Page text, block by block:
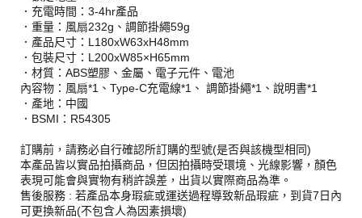
．充電時間：3-4hr產品
．重量：風扇232g、調節掛繩59g
．產品尺寸：L180xW63xH48mm
．包裝尺寸：L200xW85×H65mm
．材質：ABS塑膠、金屬、電子元件、電池
內容物：風扇*1、Type-C充電線*1、 調節掛繩*1、說明書*1
．產地：中國
．BSMI：R54305
訂購前，請務必自行確認所訂購的型號(是否與該機型相同)
本產品皆以實品拍攝商品，但因拍攝時受環境、光線影響，顏色
表現可能會與實物有稍許誤差，出貨以實際商品為準。
售後服務 : 若產品本身瑕疵或運送過程導致新品瑕疵，到貨7日內
可更換新品(不包含人為因素損壞)